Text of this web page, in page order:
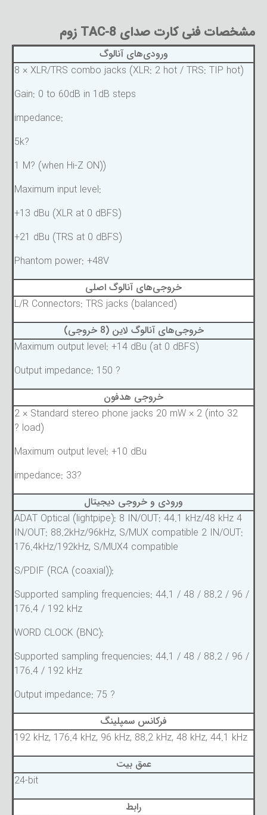
مشخصات فنی کارت صدای TAC-8 زوم
ورودی‌های آنالوگ
8 × XLR/TRS combo jacks (XLR: 2 hot / TRS: TIP hot)
Gain: 0 to 60dB in 1dB steps
impedance:
5k?
1 M? (when Hi-Z ON))
Maximum input level:
+13 dBu (XLR at 0 dBFS)
+21 dBu (TRS at 0 dBFS)
Phantom power: +48V
خروجی‌های آنالوگ اصلی
L/R Connectors: TRS jacks (balanced)
خروجی‌های آنالوگ لاین (8 خروجی)
Maximum output level: +14 dBu (at 0 dBFS)
Output impedance: 150 ?
خروجی هدفون
2 × Standard stereo phone jacks 20 mW × 2 (into 32
? load)
Maximum output level: +10 dBu
impedance: 33?
ورودی و خروجی دیجیتال
ADAT Optical (lightpipe): 8 IN/OUT: 44.1 kHz/48 kHz 4
IN/OUT: 88.2kHz/96kHz, S/MUX compatible 2 IN/OUT:
176.4kHz/192kHz, S/MUX4 compatible
S/PDIF (RCA (coaxial)):
Supported sampling frequencies: 44.1 / 48 / 88.2 / 96 /
176.4 / 192 kHz
WORD CLOCK (BNC):
Supported sampling frequencies: 44.1 / 48 / 88.2 / 96 /
176.4 / 192 kHz
Output impedance: 75 ?
فرکانس سمپلینگ
192 kHz, 176.4 kHz, 96 kHz, 88.2 kHz, 48 kHz, 44.1 kHz
عمق بیت
24-bit
رابط